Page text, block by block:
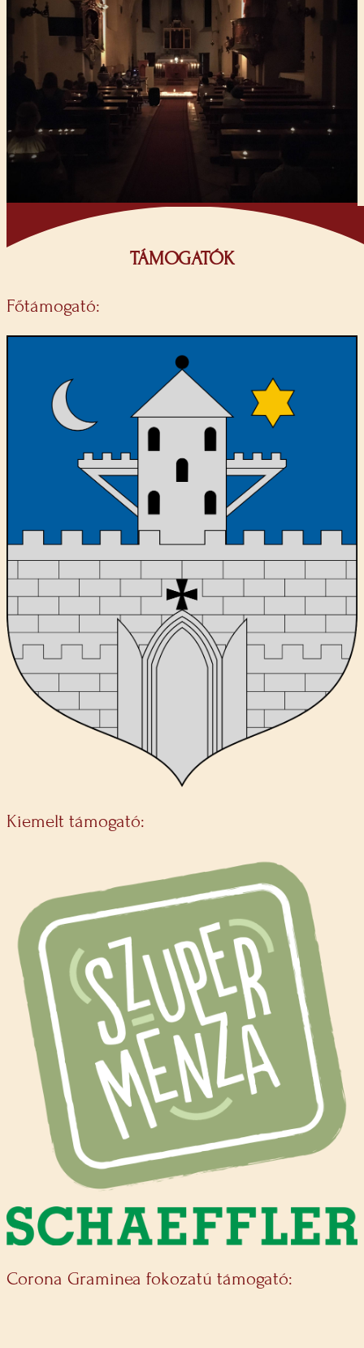
TÁMOGATÓK
Főtámogató:
Kiemelt támogató:
Corona Graminea fokozatú támogató: